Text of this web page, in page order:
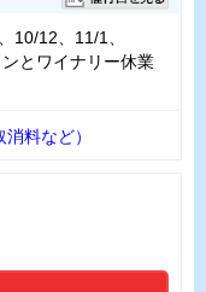
10/12、11/1、
とワイナリー休業
料など）